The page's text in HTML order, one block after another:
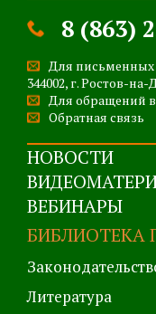
8 (863)
Для
344002, г. Ростов-
Для обращений
Обратная связь
НОВОСТИ
ВЕБИНАРЫ
БИБЛИОТЕКА
Литература